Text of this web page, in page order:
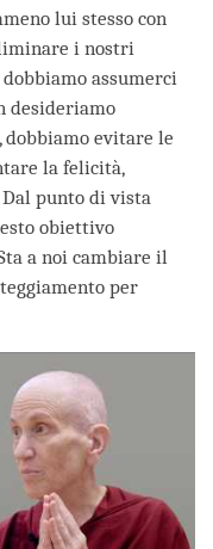
lui stesso con
i nostri
assumerci
desideriamo
evitare le
la felicità,
punto di vista
obiettivo
a noi cambiare il
per